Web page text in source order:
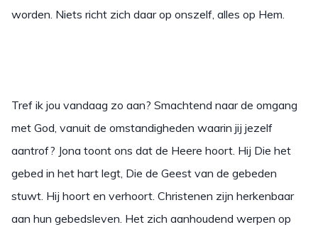
worden. Niets richt zich daar op onszelf, alles op Hem.
Tref ik jou vandaag zo aan? Smachtend naar de omgang
met God, vanuit de omstandigheden waarin jij jezelf
aantrof? Jona toont ons dat de Heere hoort. Hij Die het
gebed in het hart legt, Die de Geest van de gebeden
stuwt. Hij hoort en verhoort. Christenen zijn herkenbaar
aan hun gebedsleven. Het zich aanhoudend werpen op